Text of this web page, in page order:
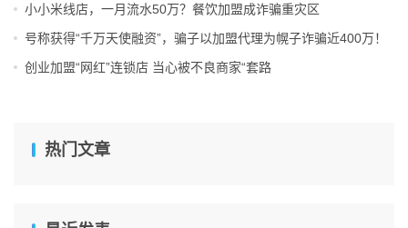
通过总店的介绍。收到设备之后，也没有好办法能够进行检
查和验收。这样就容易因为无知，买到已经被淘汰或者是国
家明令禁止生产的设备。而当使用中出现问题，再去找推销
小小米线店，一月流水50万？餐饮加盟成诈骗重灾区
号称获得“千万天使融资”，骗子以加盟代理为幌子诈骗近400万！
创业加盟“网红”连锁店 当心被不良商家“套路
热门文章